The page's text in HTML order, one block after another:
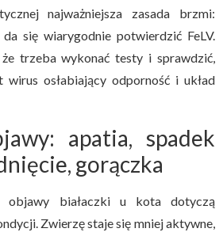
najważniejsza zasada brzmi:
się wiarygodnie potwierdzić FeLV.
że trzeba wykonać testy i sprawdzić,
osłabiający odporność i układ
apatia, spadek
gorączka
objawy białaczki u kota dotyczą
Zwierzę staje się mniej aktywne,